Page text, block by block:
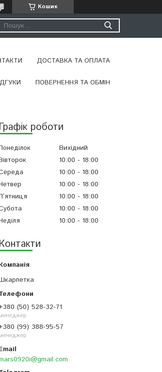
Кошик
ДОСТАВКА ТА ОПЛАТА
ПОВЕРНЕННЯ ТА ОБМІН
Графік роботи
Вихідний
10:00
18:00
10:00
18:00
10:00
18:00
10:00
18:00
10:00
18:00
10:00 18:00
Контакти
(50) 528-32-71
(99) 388-95-57